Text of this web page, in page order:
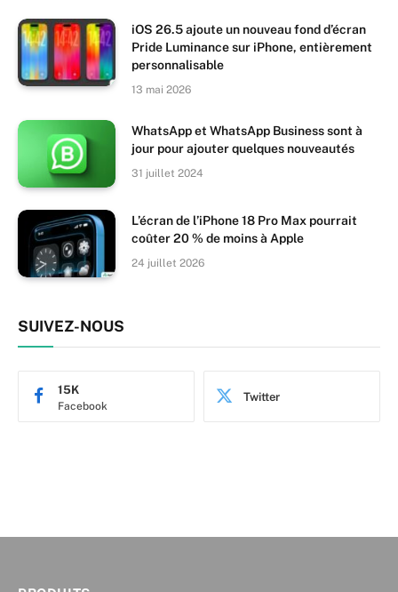
iOS 26.5 ajoute un nouveau fond d’écran
Pride Luminance sur iPhone, entièrement
personnalisable
13 mai 2026
WhatsApp et WhatsApp Business sont à
jour pour ajouter quelques nouveautés
31 juillet 2024
L’écran de l’iPhone 18 Pro Max pourrait
coûter 20 % de moins à Apple
24 juillet 2026
SUIVEZ-NOUS
Facebook
15K Twitter